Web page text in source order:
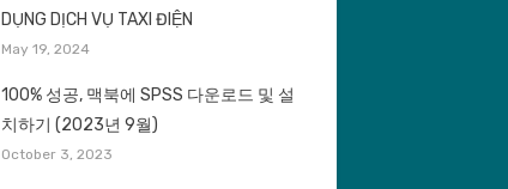
DỤNG DỊCH VỤ TAXI ĐIỆN
May 19, 2024
100% 성공, 맥북에 SPSS 다운로드 및 설
치하기 (2023년 9월)
October 3, 2023